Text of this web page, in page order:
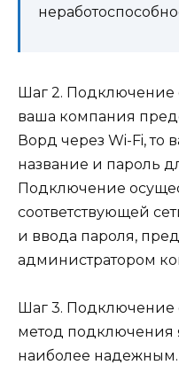
Шаг 2. Подключение
ваша компания
Ворд через Wi-Fi, то
название и пароль
Подключение
соответствующей
и ввода пароля,
администратором
Шаг 3. Подключение
метод подключения
наиболее